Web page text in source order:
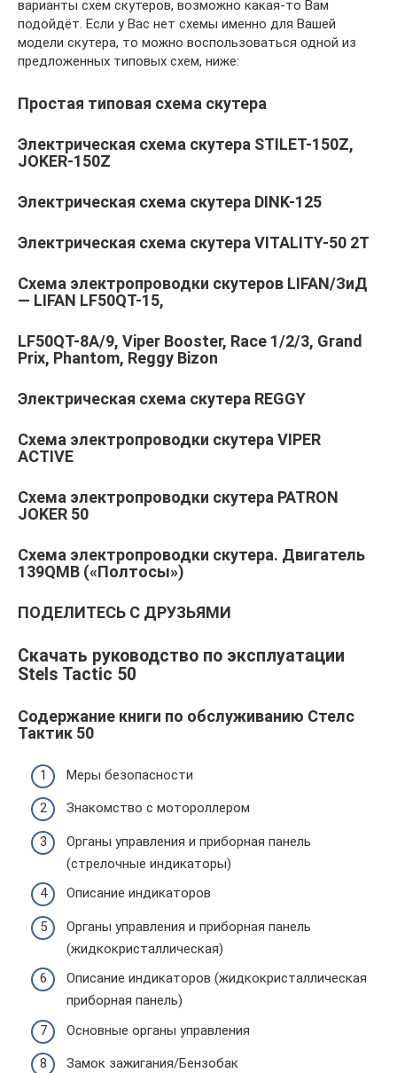
варианты схем скутеров, возможно какая-то Вам
подойдёт. Если у Вас нет схемы именно для Вашей
модели скутера, то можно воспользоваться одной из
предложенных типовых схем, ниже:
Простая типовая схема скутера
Электрическая схема скутера STILET-150Z,
JOKER-150Z
Электрическая схема скутера DINK-125
Электрическая схема скутера VITALITY-50 2T
Схема электропроводки скутеров LIFAN/ЗиД
— LIFAN LF50QT-15,
LF50QT-8A/9, Viper Booster, Race 1/2/3, Grand
Prix, Phantom, Reggy Bizon
Электрическая схема скутера REGGY
Схема электропроводки скутера VIPER
ACTIVE
Схема электропроводки скутера PATRON
JOKER 50
Схема электропроводки скутера. Двигатель
139QMB («Полтосы»)
ПОДЕЛИТЕСЬ С ДРУЗЬЯМИ
Скачать руководство по эксплуатации
Stels Tactic 50
Содержание книги по обслуживанию Стелс
Тактик 50
Меры безопасности
Знакомство с мотороллером
Органы управления и приборная панель
(стрелочные индикаторы)
Описание индикаторов
Органы управления и приборная панель
(жидкокристаллическая)
Описание индикаторов (жидкокристаллическая
приборная панель)
Основные органы управления
Замок зажигания/Бензобак